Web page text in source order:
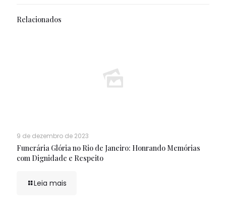
Relacionados
9 de dezembro de 2023
Funerária Glória no Rio de Janeiro: Honrando Memórias
com Dignidade e Respeito
Leia mais